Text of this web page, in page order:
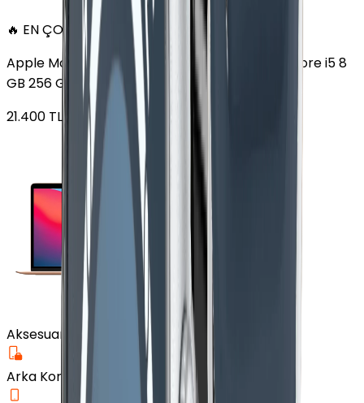
🔥 EN ÇOK SATAN
Apple MacBook Air 13" (13-inch, 2020) 1.1 GHz Core i5 8
GB 256 GB Altın
21.400 TL'denbaşlayan fiyatlar
Aksesuar
Arka Koruma Kılıf